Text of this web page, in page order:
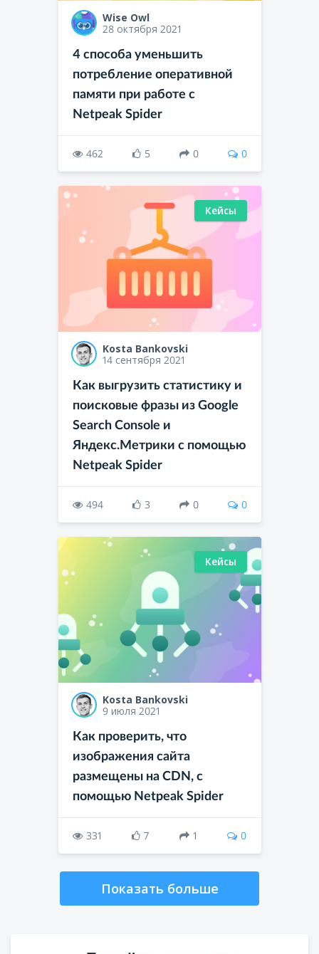
Wise Owl
28 октября 2021
4 способа уменьшить
потребление оперативной
памяти при работе с
Netpeak Spider
462 5 0 0
Кейсы
Kosta Bankovski
14 сентября 2021
Как выгрузить статистику и
поисковые фразы из Google
Search Console и
Яндекс.Метрики с помощью
Netpeak Spider
494 3 0 0
Кейсы
Kosta Bankovski
9 июля 2021
Как проверить, что
изображения сайта
размещены на CDN, с
помощью Netpeak Spider
331 7 1 0
Показать больше